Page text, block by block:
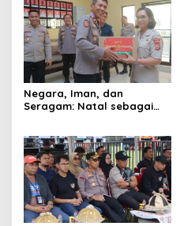
Negara, Iman, dan
Seragam: Natal sebagai